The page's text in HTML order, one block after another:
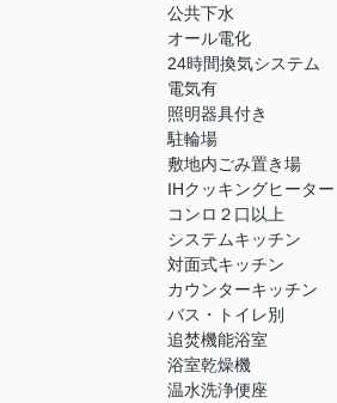
公共下水
オール電化
24時間換気システム
電気有
照明器具付き
駐輪場
敷地内ごみ置き場
IHクッキングヒーター
コンロ２口以上
システムキッチン
対面式キッチン
カウンターキッチン
バス・トイレ別
追焚機能浴室
浴室乾燥機
温水洗浄便座